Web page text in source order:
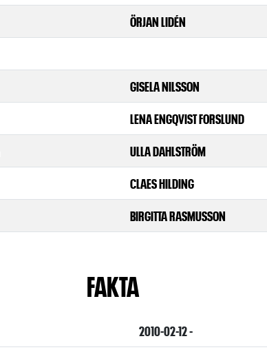
ÖRJAN LIDÉN
GISELA NILSSON
LENA ENGQVIST FORSLUND
ULLA DAHLSTRÖM
CLAES HILDING
BIRGITTA RASMUSSON
FAKTA
2010-02-12 -